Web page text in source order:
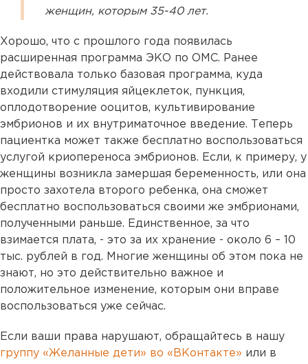
женщин, которым 35-40 лет.
Хорошо, что с прошлого года появилась
расширенная программа ЭКО по ОМС. Ранее
действовала только базовая программа, куда
входили стимуляция яйцеклеток, пункция,
оплодотворение ооцитов, культивирование
эмбрионов и их внутриматочное введение. Теперь
пациентка может также бесплатно воспользоваться
услугой криопереноса эмбрионов. Если, к примеру, у
женщины возникла замершая беременность, или она
просто захотела второго ребенка, она сможет
бесплатно воспользоваться своими же эмбрионами,
полученными раньше. Единственное, за что
взимается плата, - это за их хранение - около 6 – 10
тыс. рублей в год. Многие женщины об этом пока не
знают, но это действительно важное и
положительное изменение, которым они вправе
воспользоваться уже сейчас.
Если ваши права нарушают, обращайтесь в нашу
группу «Желанные дети» во «ВКонтакте» или в